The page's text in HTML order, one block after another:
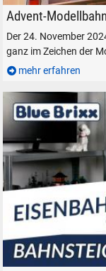
Modellbahnbörse in
Advent-
Der 24. November
ganz im Zeichen der
mehr erfahren